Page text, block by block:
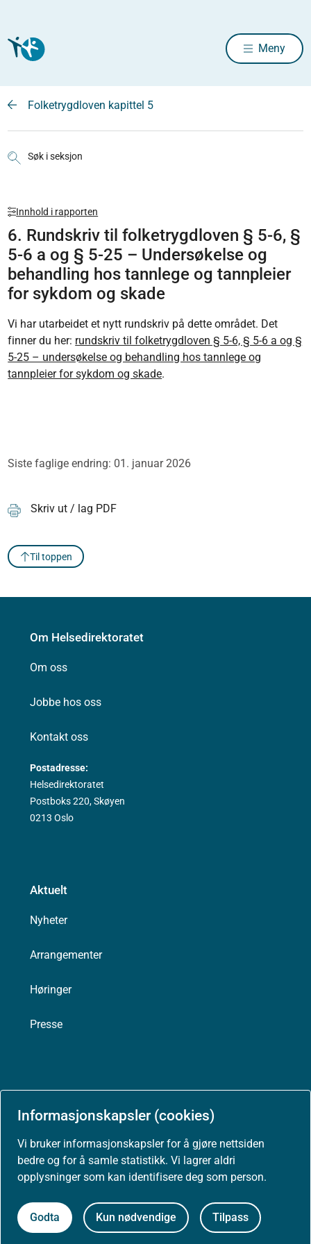
Informasjonskapsler (cookies)
Vi bruker informasjonskapsler for å gjøre nettsiden
bedre og for å samle statistikk. Vi lagrer aldri
opplysninger som kan identifisere deg som person.
Godta Kun nødvendige Tilpass
Meny
Folketrygdloven kapittel 5
Søk i seksjon
Innhold i rapporten
6. Rundskriv til folketrygdloven § 5-6, §
5-6 a og § 5-25 – Undersøkelse og
behandling hos tannlege og tannpleier
for sykdom og skade
Vi har utarbeidet et nytt rundskriv på dette området. Det
finner du her: rundskriv til folketrygdloven § 5-6, § 5-6 a og §
5-25 – undersøkelse og behandling hos tannlege og
tannpleier for sykdom og skade.
Siste faglige endring: 01. januar 2026
Skriv ut / lag PDF
Til toppen
Om Helsedirektoratet
Om oss
Jobbe hos oss
Kontakt oss
Postadresse:
Helsedirektoratet
Postboks 220, Skøyen
0213 Oslo
Aktuelt
Nyheter
Arrangementer
Høringer
Presse
Tilgjengelighetserklæring (uustatus.no)
Besøksstatistikk og informasjonskapsler
Nyhetsvarsel og abonnement